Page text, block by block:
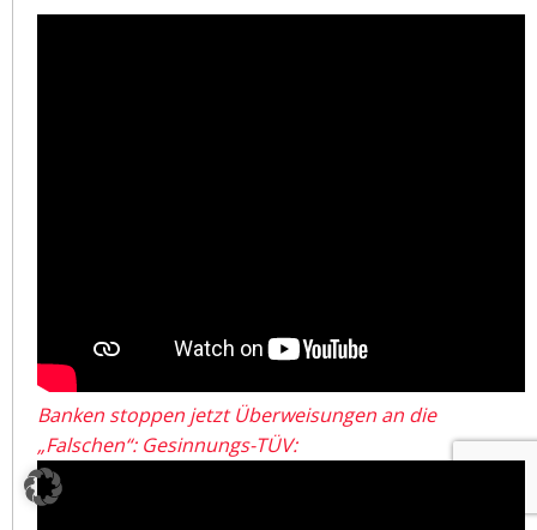
Banken stoppen jetzt Überweisungen an die
„Falschen“: Gesinnungs-TÜV: